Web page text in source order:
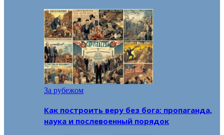
За рубежом
Как построить веру без бога: пропаганда,
наука и послевоенный порядок